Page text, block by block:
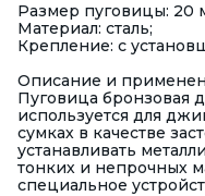
Размер пуговицы: 20
Материал: сталь;
Крепление: с
Описание и
Пуговица бронзовая
используется для
сумках в качестве
устанавливать
тонких и непрочных
специальное